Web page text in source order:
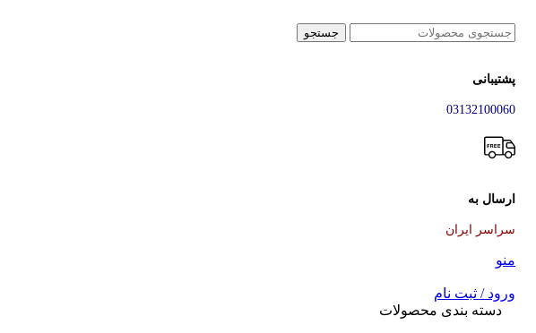
جستجو
پشتیبانی
03132100060
ارسال به
سراسر ایران
منو
ورود / ثبت نام
دسته بندی محصولات